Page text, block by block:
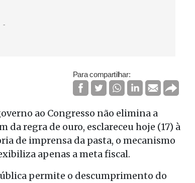
Para compartilhar:
ao Congresso não elimina a
regra de ouro, esclareceu hoje (17) à
de imprensa da pasta, o mecanismo
apenas a meta fiscal.
permite o descumprimento do